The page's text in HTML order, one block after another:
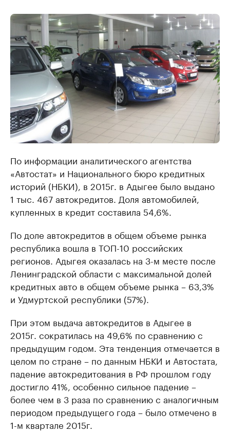
По информации аналитического агентства
«Автостат» и Национального бюро кредитных
историй (НБКИ), в 2015г. в Адыгее было выдано
1 тыс. 467 автокредитов. Доля автомобилей,
купленных в кредит составила 54,6%.
По доле автокредитов в общем объеме рынка
республика вошла в ТОП-10 российских
регионов. Адыгея оказалась на 3-м месте после
Ленинградской области с максимальной долей
кредитных авто в общем объеме рынка – 63,3%
и Удмуртской республики (57%).
При этом выдача автокредитов в Адыгее в
2015г. сократилась на 49,6% по сравнению с
предыдущим годом. Эта тенденция отмечается в
целом по стране – по данным НБКИ и Автостата,
падение автокредитования в РФ прошлом году
достигло 41%, особенно сильное падение –
более чем в 3 раза по сравнению с аналогичным
периодом предыдущего года – было отмечено в
1-м квартале 2015г.